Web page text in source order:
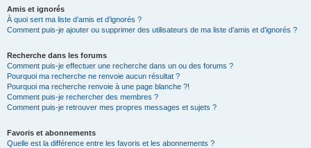
Amis et ignorés
À quoi sert ma liste d’amis et d’ignorés ?
Comment puis-je ajouter ou supprimer des utilisateurs de ma liste d’amis et d’ignorés ?
Recherche dans les forums
Comment puis-je effectuer une recherche dans un ou des forums ?
Pourquoi ma recherche ne renvoie aucun résultat ?
Pourquoi ma recherche renvoie à une page blanche ?!
Comment puis-je rechercher des membres ?
Comment puis-je retrouver mes propres messages et sujets ?
Favoris et abonnements
Quelle est la différence entre les favoris et les abonnements ?